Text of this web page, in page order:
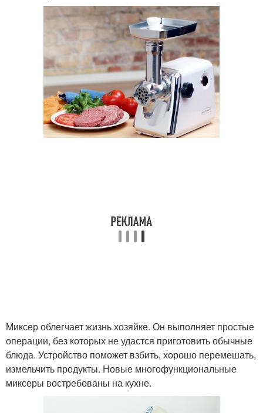
Миксер облегчает жизнь хозяйке. Он выполняет простые
операции, без которых не удастся приготовить обычные
блюда. Устройство поможет взбить, хорошо перемешать,
измельчить продукты. Новые многофункциональные
миксеры востребованы на кухне.